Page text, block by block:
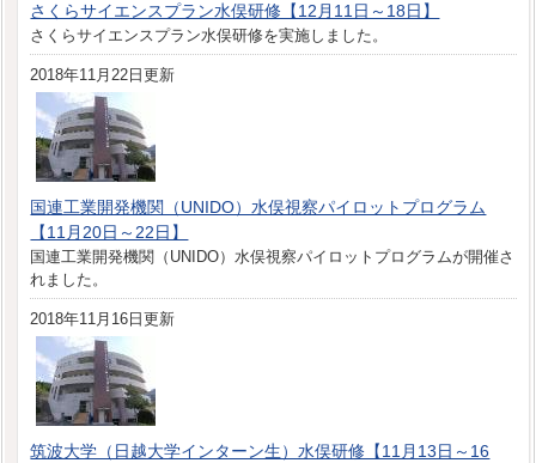
さくらサイエンスプラン水俣研修【12月11日～18日】
さくらサイエンスプラン水俣研修を実施しました。
2018年11月22日更新
国連工業開発機関（UNIDO）水俣視察パイロットプログラム
【11月20日～22日】
国連工業開発機関（UNIDO）水俣視察パイロットプログラムが開催さ
れました。
2018年11月16日更新
筑波大学（日越大学インターン生）水俣研修【11月13日～16